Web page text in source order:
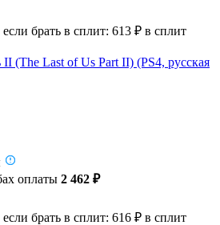
брать в сплит: 613 ₽ в сплит
(The Last of Us Part II) (PS4, русская
оплаты 2 462 ₽
брать в сплит: 616 ₽ в сплит